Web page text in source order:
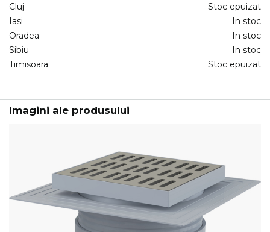
Cluj
Stoc epuizat
Iasi
In stoc
Oradea
In stoc
Sibiu
In stoc
Timisoara
Stoc epuizat
Imagini ale produsului